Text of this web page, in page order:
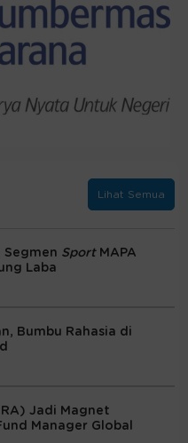
Lihat Semua
Segmen Sport MAPA
Laba
Bumbu Rahasia di
Jadi Magnet
Manager Global